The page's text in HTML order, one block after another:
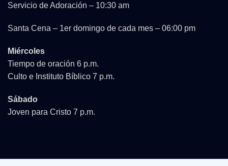
Servicio de Adoración – 10:30 am
Santa Cena – 1er domingo de cada mes – 06:00 pm
Miércoles
Tiempo de oración 6 p.m.
Culto e Instituto Bíblico 7 p.m.
Sábado
Joven para Cristo 7 p.m.